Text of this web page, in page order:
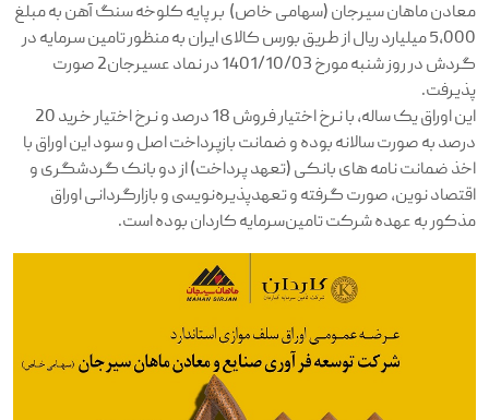
معادن ماهان سیرجان (سهامی خاص) بر پایه کلوخه سنگ آهن به مبلغ
5,000 میلیارد ریال از طریق بورس کالای ایران به منظور تامین سرمایه در
گردش در روز ‌شنبه مورخ 1401/10/03 در نماد عسیرجان2 صورت
پذیرفت.
این اوراق یک ساله، با نرخ اختیار فروش 18 درصد و نرخ اختیار خرید 20
درصد به صورت سالانه بوده و ضمانت بازپرداخت اصل و سود این اوراق با
اخذ ضمانت نامه های بانکی (تعهد پرداخت) از دو بانک گردشگری و
اقتصاد نوین، صورت گرفته و تعهد‌پذیره‌نویسی و بازارگردانی اوراق
مذکور به عهده شرکت تامین‌سرمایه کاردان بوده است.